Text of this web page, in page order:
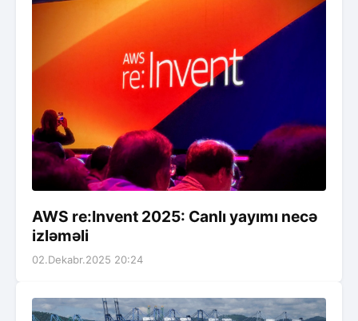
AWS re:Invent 2025: Canlı yayımı necə
izləməli
02.Dekabr.2025 20:24